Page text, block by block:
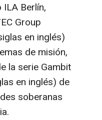
Berlín,
Group
en inglés)
de misión,
la serie Gambit
en inglés) de
soberanas